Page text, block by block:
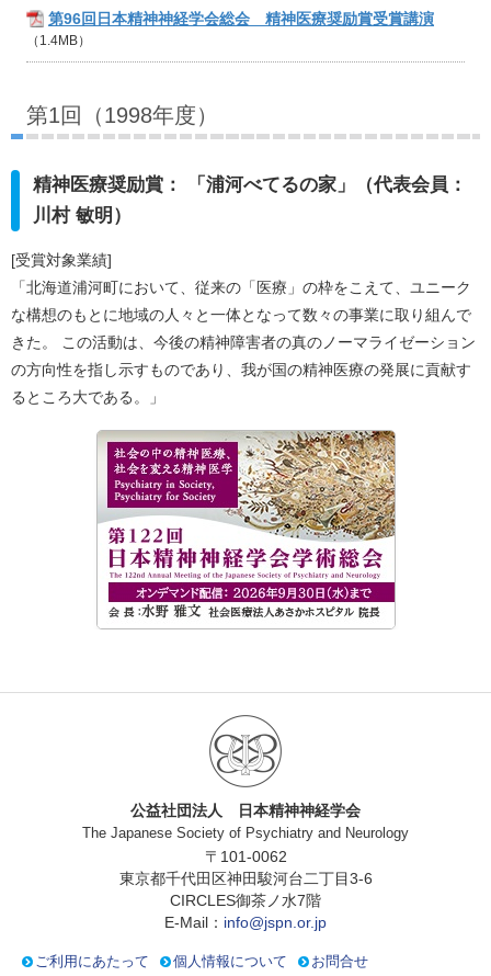
第96回日本精神神経学会総会 精神医療奨励賞受賞講演
（1.4MB）
第1回（1998年度）
精神医療奨励賞： 「浦河べてるの家」（代表会員：
川村 敏明）
[受賞対象業績]
「北海道浦河町において、従来の「医療」の枠をこえて、ユニーク
な構想のもとに地域の人々と一体となって数々の事業に取り組んで
きた。 この活動は、今後の精神障害者の真のノーマライゼーション
の方向性を指し示すものであり、我が国の精神医療の発展に貢献す
るところ大である。」
公益社団法人 日本精神神経学会
The Japanese Society of Psychiatry and Neurology
〒101-0062
東京都千代田区神田駿河台二丁目3-6
CIRCLES御茶ノ水7階
E-Mail： info@jspn.or.jp
ご利用にあたって 個人情報について お問合せ